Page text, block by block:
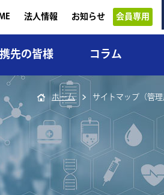
法人情報 お知らせ 会員専用
先の皆様 コラム
ホーム サイトマップ（管理